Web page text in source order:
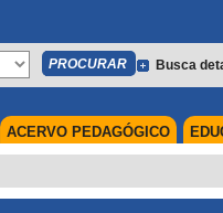
Busca
ACERVO PEDAGÓGICO